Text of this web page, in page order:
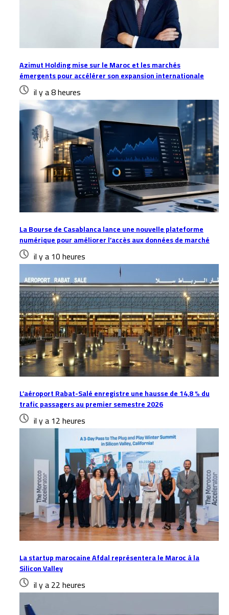
Azimut Holding mise sur le Maroc et les marchés
émergents pour accélérer son expansion internationale
il y a 8 heures
La Bourse de Casablanca lance une nouvelle plateforme
numérique pour améliorer l’accès aux données de marché
il y a 10 heures
L’aéroport Rabat-Salé enregistre une hausse de 14,8 % du
trafic passagers au premier semestre 2026
il y a 12 heures
La startup marocaine Afdal représentera le Maroc à la
Silicon Valley
il y a 22 heures